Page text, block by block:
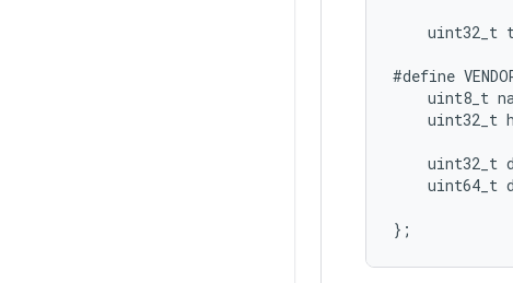
uint32_t
#define
uint8_t
uint32_t
uint32_t
uint64_t
} ;